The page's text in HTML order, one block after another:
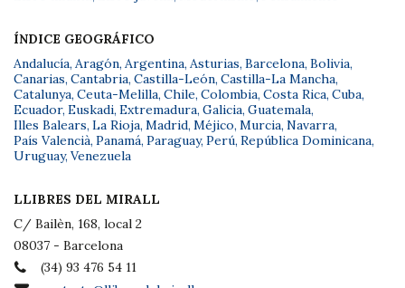
ÍNDICE GEOGRÁFICO
Andalucía, Aragón, Argentina, Asturias, Barcelona, Bolivia,
Canarias, Cantabria, Castilla-León, Castilla-La Mancha,
Catalunya, Ceuta-Melilla, Chile, Colombia, Costa Rica, Cuba,
Ecuador, Euskadi, Extremadura, Galicia, Guatemala,
Illes Balears, La Rioja, Madrid, Méjico, Murcia, Navarra,
País Valencià, Panamá, Paraguay, Perú, República Dominicana,
Uruguay, Venezuela
LLIBRES DEL MIRALL
C/ Bailèn, 168, local 2
08037 - Barcelona
(34) 93 476 54 11